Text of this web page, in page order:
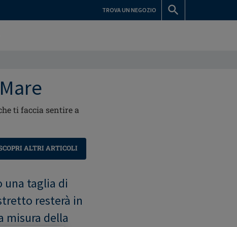
TROVA UN NEGOZIO
ti faccia sentire a
ALTRI ARTICOLI
una taglia di
resterà in
misura della